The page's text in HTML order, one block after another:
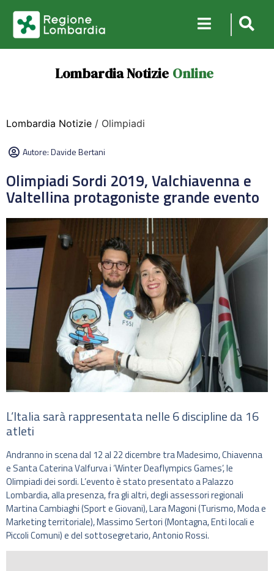
Lombardia Notizie Online
Lombardia Notizie / Olimpiadi
Autore:Davide Bertani
Olimpiadi Sordi 2019, Valchiavenna e
Valtellina protagoniste grande evento
L’Italia sarà rappresentata nelle 6 discipline da 16
atleti
Andranno in scena dal 12 al 22 dicembre tra Madesimo, Chiavenna
e Santa Caterina Valfurva i ‘Winter Deaflympics Games’, le
Olimpiadi dei sordi. L’evento è stato presentato a Palazzo
Lombardia, alla presenza, fra gli altri, degli assessori regionali
Martina Cambiaghi (Sport e Giovani), Lara Magoni (Turismo, Moda e
Marketing territoriale), Massimo Sertori (Montagna, Enti locali e
Piccoli Comuni) e del sottosegretario, Antonio Rossi.